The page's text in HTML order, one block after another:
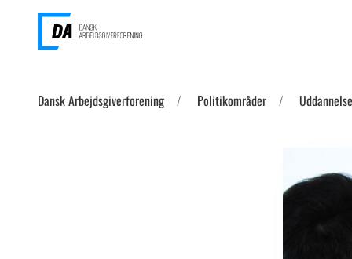
Dansk Arbejdsgiverforening Politikområder